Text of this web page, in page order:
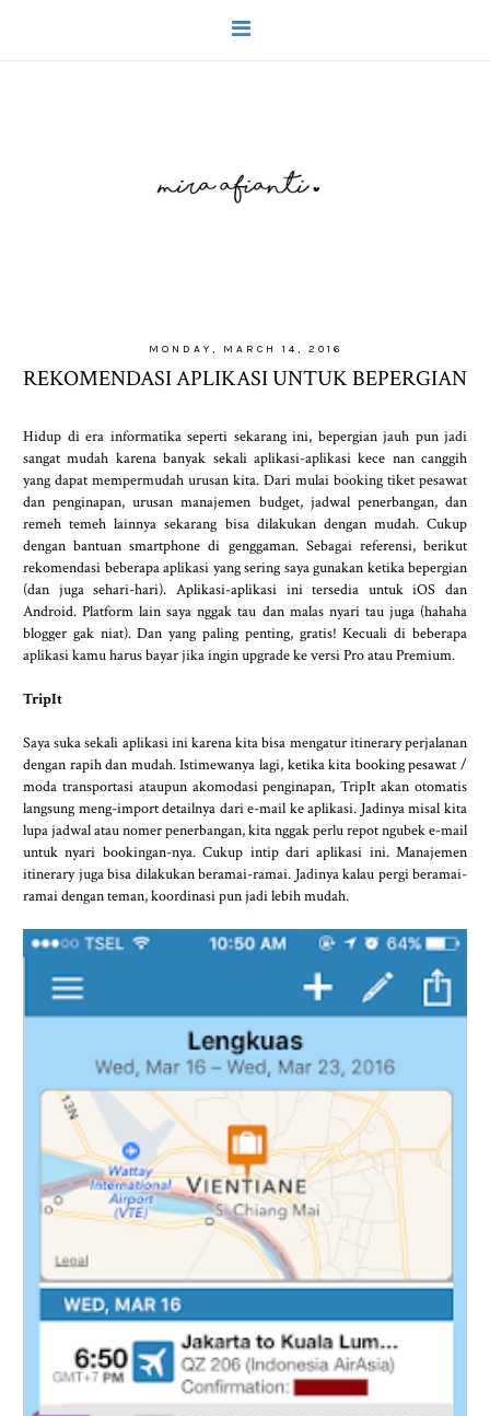
MONDAY, MARCH 14, 2016
REKOMENDASI APLIKASI UNTUK BEPERGIAN
Hidup di era informatika seperti sekarang ini, bepergian jauh pun jadi
sangat mudah karena banyak sekali aplikasi-aplikasi kece nan canggih
yang dapat mempermudah urusan kita. Dari mulai booking tiket pesawat
dan penginapan, urusan manajemen budget, jadwal penerbangan, dan
remeh temeh lainnya sekarang bisa dilakukan dengan mudah. Cukup
dengan bantuan smartphone di genggaman. Sebagai referensi, berikut
rekomendasi beberapa aplikasi yang sering saya gunakan ketika bepergian
(dan juga sehari-hari). Aplikasi-aplikasi ini tersedia untuk iOS dan
Android. Platform lain saya nggak tau dan malas nyari tau juga (hahaha
blogger gak niat). Dan yang paling penting, gratis! Kecuali di beberapa
aplikasi kamu harus bayar jika ingin upgrade ke versi Pro atau Premium.
TripIt
Saya suka sekali aplikasi ini karena kita bisa mengatur itinerary perjalanan
dengan rapih dan mudah. Istimewanya lagi, ketika kita booking pesawat /
moda transportasi ataupun akomodasi penginapan, TripIt akan otomatis
langsung meng-import detailnya dari e-mail ke aplikasi. Jadinya misal kita
lupa jadwal atau nomer penerbangan, kita nggak perlu repot ngubek e-mail
untuk nyari bookingan-nya. Cukup intip dari aplikasi ini. Manajemen
itinerary juga bisa dilakukan beramai-ramai. Jadinya kalau pergi beramai-
ramai dengan teman, koordinasi pun jadi lebih mudah.